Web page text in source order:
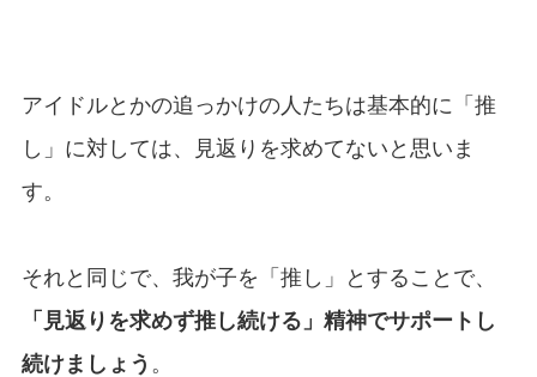
アイドルとかの追っかけの人たちは基本的に「推
し」に対しては、見返りを求めてないと思いま
す。
それと同じで、我が子を「推し」とすることで、
「見返りを求めず推し続ける」精神でサポートし
続けましょう 。